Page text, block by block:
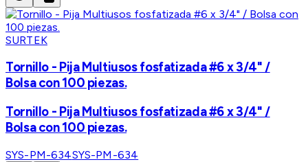
SURTEK
Tornillo - Pija Multiusos fosfatizada #6 x 3/4" /
Bolsa con 100 piezas.
Tornillo - Pija Multiusos fosfatizada #6 x 3/4" /
Bolsa con 100 piezas.
SYS-PM-634SYS-PM-634